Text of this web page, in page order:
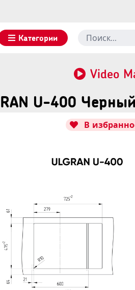
Категории
Video
U-400
В